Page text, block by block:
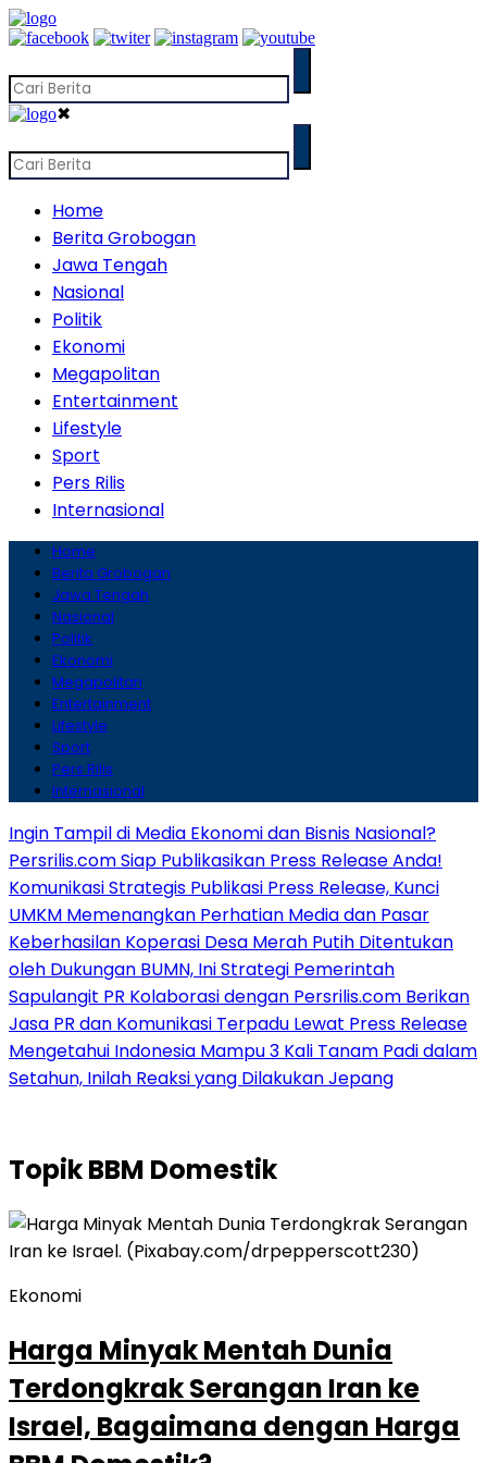
✖
Home
Berita Grobogan
Jawa Tengah
Nasional
Politik
Ekonomi
Megapolitan
Entertainment
Lifestyle
Sport
Pers Rilis
Internasional
Home
Berita Grobogan
Jawa Tengah
Nasional
Politik
Ekonomi
Megapolitan
Entertainment
Lifestyle
Sport
Pers Rilis
Internasional
Ingin Tampil di Media Ekonomi dan Bisnis Nasional?
Persrilis.com Siap Publikasikan Press Release Anda!
Komunikasi Strategis Publikasi Press Release, Kunci
UMKM Memenangkan Perhatian Media dan Pasar
Keberhasilan Koperasi Desa Merah Putih Ditentukan
oleh Dukungan BUMN, Ini Strategi Pemerintah
Sapulangit PR Kolaborasi dengan Persrilis.com Berikan
Jasa PR dan Komunikasi Terpadu Lewat Press Release
Mengetahui Indonesia Mampu 3 Kali Tanam Padi dalam
Setahun, Inilah Reaksi yang Dilakukan Jepang
TopikBBM Domestik
Ekonomi
Harga Minyak Mentah Dunia
Terdongkrak Serangan Iran ke
Israel, Bagaimana dengan Harga